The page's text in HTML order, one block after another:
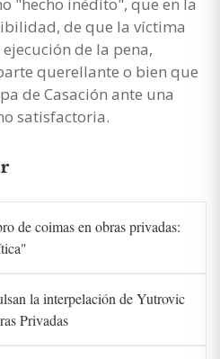
de que la víctima
de la pena,
querellante o bien que
de Casación ante una
satisfactoria.
de coimas en obras privadas:
la interpelación de Yutrovic
Privadas